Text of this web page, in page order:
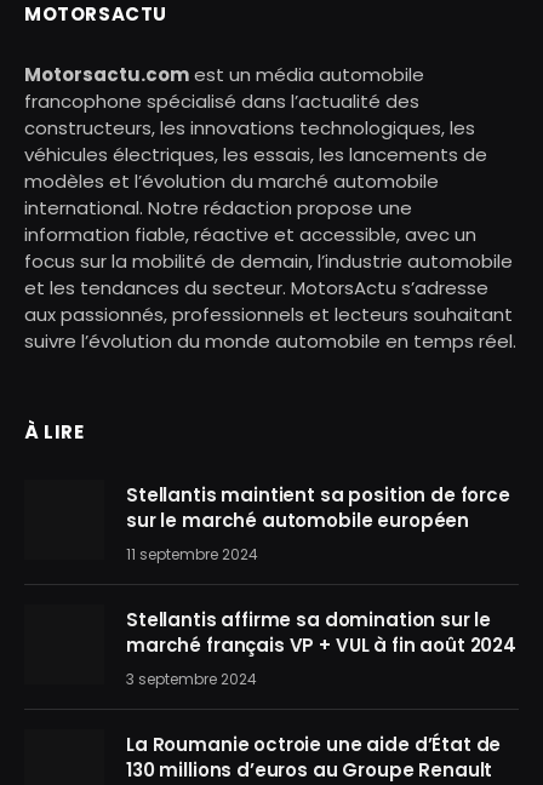
MOTORSACTU
Motorsactu.comest un média automobile
francophone spécialisé dans l’actualité des
constructeurs, les innovations technologiques, les
véhicules électriques, les essais, les lancements de
modèles et l’évolution du marché automobile
international. Notre rédaction propose une
information fiable, réactive et accessible, avec un
focus sur la mobilité de demain, l’industrie automobile
et les tendances du secteur. MotorsActu s’adresse
aux passionnés, professionnels et lecteurs souhaitant
suivre l’évolution du monde automobile en temps réel.
À LIRE
Stellantis maintient sa position de force
sur le marché automobile européen
11 septembre 2024
Stellantis affirme sa domination sur le
marché français VP + VUL à fin août 2024
3 septembre 2024
La Roumanie octroie une aide d’État de
130 millions d’euros au Groupe Renault